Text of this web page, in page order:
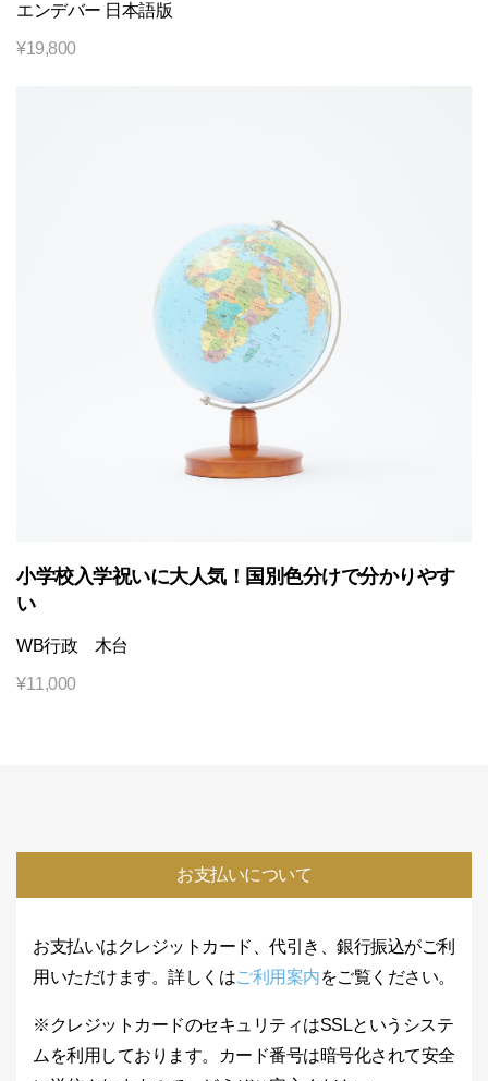
エンデバー 日本語版
¥19,800
小学校入学祝いに大人気！国別色分けで分かりやす
い
WB行政 木台
¥11,000
お支払いについて
お支払いはクレジットカード、代引き、銀行振込がご利
用いただけます。詳しくはご利用案内をご覧ください。
※クレジットカードのセキュリティはSSLというシステ
ムを利用しております。カード番号は暗号化されて安全